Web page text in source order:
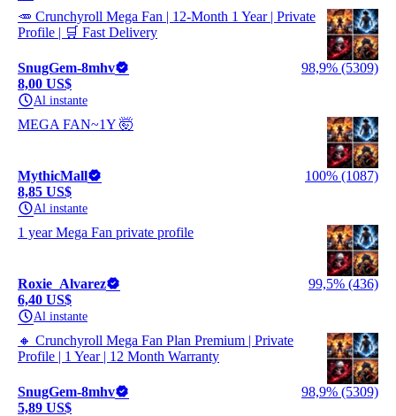
🥕 Crunchyroll Mega Fan | 12-Month 1 Year | Private
Profile | 🛒 Fast Delivery
SnugGem-8mhv
98,9% (5309)
8,00 US$
Al instante
MEGA FAN~1Y 🤯
MythicMall
100% (1087)
8,85 US$
Al instante
1 year Mega Fan private profile
Roxie_Alvarez
99,5% (436)
6,40 US$
Al instante
🔸 Crunchyroll Mega Fan Plan Premium | Private
Profile | 1 Year | 12 Month Warranty
SnugGem-8mhv
98,9% (5309)
5,89 US$